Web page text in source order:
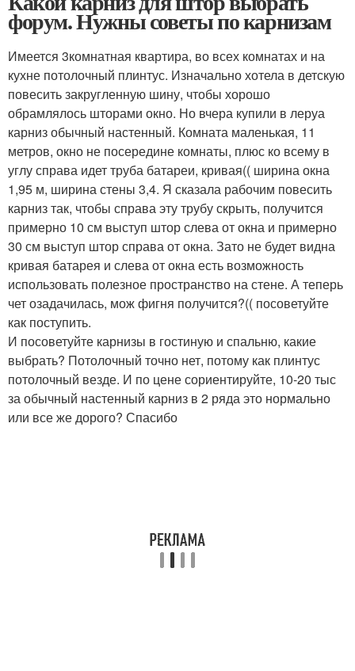
форум. Нужны советы по карнизам
Имеется 3комнатная квартира, во всех комнатах и на
кухне потолочный плинтус. Изначально хотела в детскую
повесить закругленную шину, чтобы хорошо
обрамлялось шторами окно. Но вчера купили в леруа
карниз обычный настенный. Комната маленькая, 11
метров, окно не посередине комнаты, плюс ко всему в
углу справа идет труба батареи, кривая(( ширина окна
1,95 м, ширина стены 3,4. Я сказала рабочим повесить
карниз так, чтобы справа эту трубу скрыть, получится
примерно 10 см выступ штор слева от окна и примерно
30 см выступ штор справа от окна. Зато не будет видна
кривая батарея и слева от окна есть возможность
использовать полезное пространство на стене. А теперь
чет озадачилась, мож фигня получится?(( посоветуйте
как поступить.
И посоветуйте карнизы в гостиную и спальню, какие
выбрать? Потолочный точно нет, потому как плинтус
потолочный везде. И по цене сориентируйте, 10-20 тыс
за обычный настенный карниз в 2 ряда это нормально
или все же дорого? Спасибо